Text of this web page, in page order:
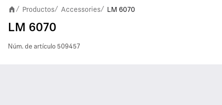
/ Productos/ Accessories/ LM 6070
LM 6070
Núm. de artículo 509457